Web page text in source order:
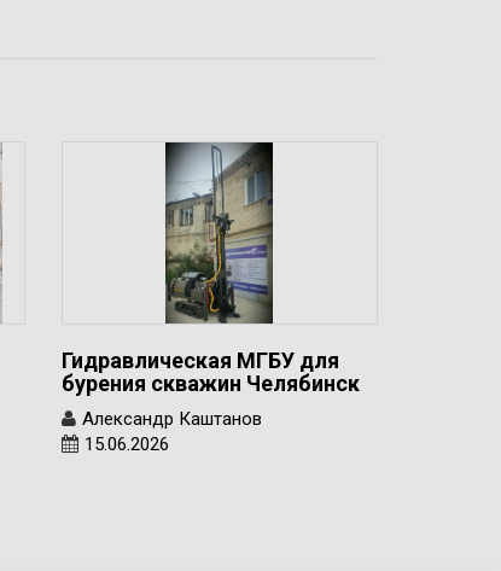
Гидравлическая МГБУ для
бурения скважин Челябинск
Александр Каштанов
15.06.2026